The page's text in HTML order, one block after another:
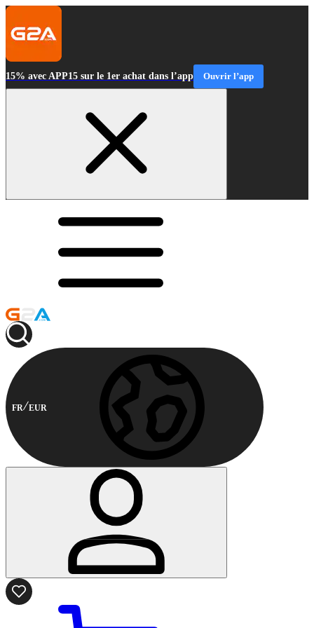
15% avec APP15 sur le 1er achat dans l’app Ouvrir l’app
FR EUR